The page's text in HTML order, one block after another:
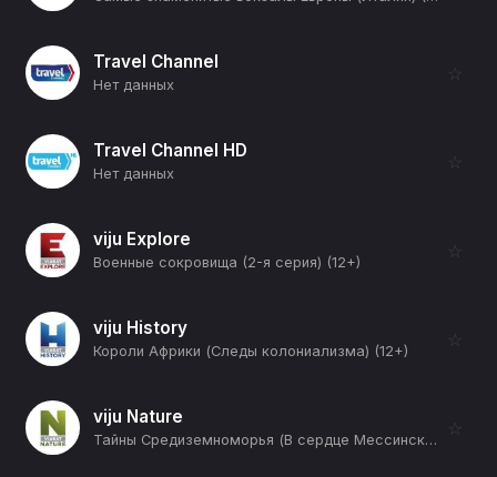
Travel Channel
Нет данных
☆
Travel Channel HD
Нет данных
☆
viju Explore
Военные сокровища (2-я серия) (12+)
☆
viju History
Короли Африки (Следы колониализма) (12+)
☆
viju Nature
Тайны Средиземноморья (В сердце Мессинского пролива) (12+)
☆